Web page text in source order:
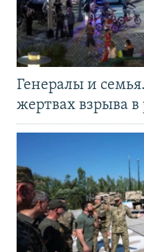
Генералы и
жертвах взрыва в